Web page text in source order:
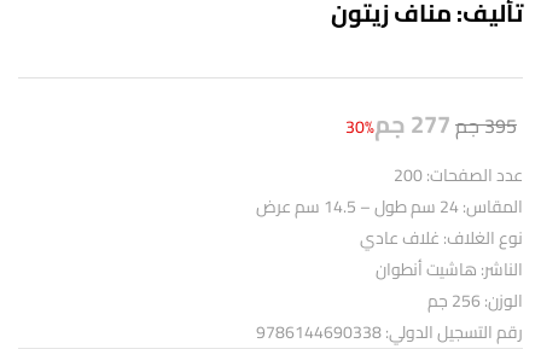
تأليف: مناف زيتون
395جم277جم30%
عدد الصفحات: 200
المقاس: 24 سم طول – 14.5 سم عرض
نوع الغلاف: غلاف عادي
الناشر: هاشيت أنطوان
الوزن: 256 جم
رقم التسجيل الدولي: 9786144690338